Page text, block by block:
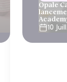
Opale
10